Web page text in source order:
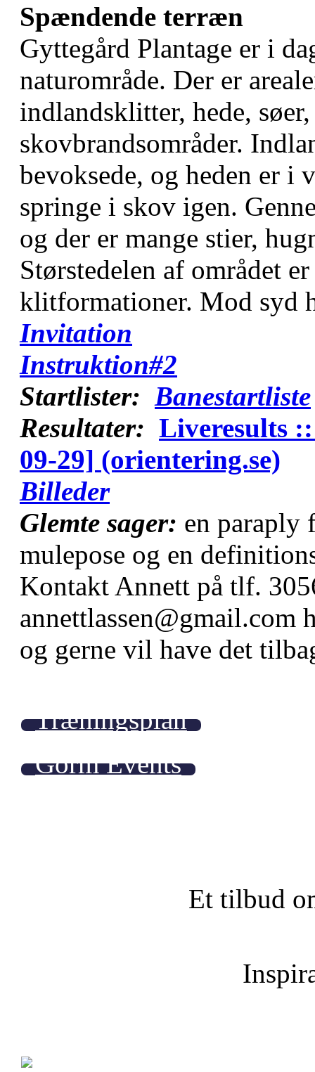
Spændende terræn
Gyttegård Plantage er i
naturområde. Der er
indlandsklitter, hede,
skovbrandsområder.
bevoksede, og heden er i
springe i skov igen.
og der er mange stier,
Størstedelen af området
klitformationer. Mod syd
Invitation
Instruktion#2
Startlister: Banestartliste
Resultater: Liveresults
09-29] (orientering.se)
Billeder
Glemte sager: en paraply
mulepose og en
Kontakt Annett på tlf.
annettlassen@gmail.com
og gerne vil have det
Træningsplan
Gorm Events
Et tilbud